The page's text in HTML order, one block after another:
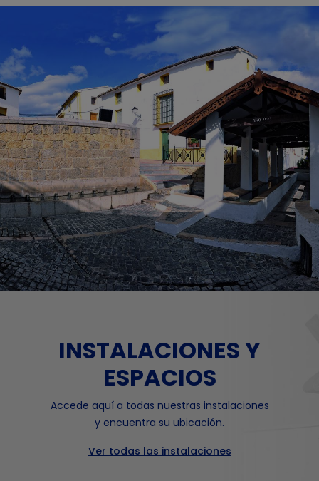
INSTALACIONES Y
ESPACIOS
Accede aquí a todas nuestras instalaciones
y encuentra su ubicación.
Ver todas las instalaciones